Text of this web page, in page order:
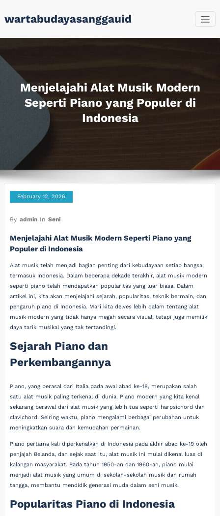
towartabudayasanggauid
Menjelajahi Alat Musik Modern
Seperti Piano yang Populer di
Indonesia
February 12, 2026
By admin In Seni
Menjelajahi Alat Musik Modern Seperti Piano yang
Populer di Indonesia
Alat musik telah menjadi bagian penting dari kebudayaan setiap bangsa,
termasuk Indonesia. Dalam beberapa dekade terakhir, alat musik modern
seperti piano telah mendapatkan popularitas yang luar biasa. Dalam
artikel ini, kita akan menjelajahi sejarah, popularitas, teknik bermain, dan
pengaruh piano di Indonesia. Mari kita delves lebih dalam tentang alat
musik modern yang tidak hanya megah secara visual, tetapi juga memiliki
daya tarik musikal yang tak tertandingi.
Sejarah Piano dan
Perkembangannya
Piano, yang berasal dari Italia pada awal abad ke-18, merupakan salah
satu alat musik paling terkenal di dunia. Piano modern yang kita kenal
sekarang berawal dari alat musik yang lebih tua seperti harpsichord dan
clavichord. Seiring waktu, piano mengalami berbagai perubahan untuk
meningkatkan suara dan kemudahan permainan.
Piano pertama kali diperkenalkan di Indonesia pada akhir abad ke-19 oleh
penjajah Belanda, dan sejak saat itu, alat musik ini mulai dikenal luas di
kalangan masyarakat. Pada tahun 1950-an dan 1960-an, piano mulai
menjadi alat musik yang umum di sekolah-sekolah musik dan rumah
tangga, membantu mendidik generasi muda dalam seni musik.
Popularitas Piano di Indonesia